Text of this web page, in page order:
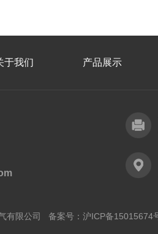
于我们 产品展示
有限公司 备案号： 沪ICP备15015674